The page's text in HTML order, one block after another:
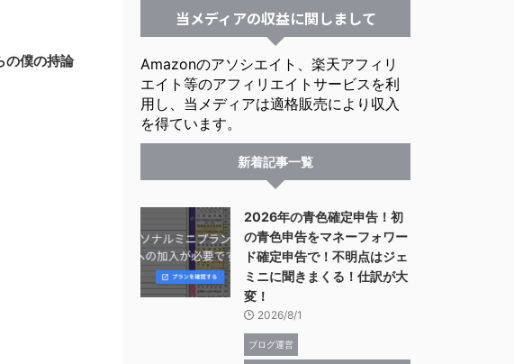
の僕の持論
当メディアの収益に関しまして
Amazonのアソシエイト、楽天アフィリ
エイト等のアフィリエイトサービスを利
用し、当メディアは適格販売により収入
を得ています。
新着記事一覧
2026年の青色確定申告！初
の青色申告をマネーフォワー
ド確定申告で！不明点はジェ
ミニに聞きまくる！仕訳が大
変！
2026/8/1
ブログ運営